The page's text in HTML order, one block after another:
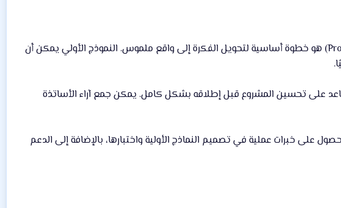
لا تكتمل أي فكرة أكاديمية دون اختبارها على أرض الواقع. إنشاء نموذج أولي (Prototype) هو خطوة أساسية لتحويل الفكرة إلى واقع ملموس. النموذج الأولي يمكن أن
على تحسين المشروع قبل إطلاقه بشكل كامل. يمكن جمع آراء الأساتذة
على خبرات عملية في تصميم النماذج الأولية واختبارها، بالإضافة إلى الدعم